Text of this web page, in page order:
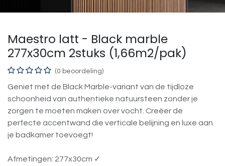
Maestro latt - Black marble
277x30cm 2stuks (1,66m2/pak)
(0 beoordeling)
Geniet met de Black Marble-variant van de tijdloze
schoonheid van authentieke natuursteen zonder je
zorgen te moeten maken over vocht. Creëer de
perfecte accentwand die verticale belijning en luxe aan
je badkamer toevoegt!
Afmetingen: 277x30cm ✓